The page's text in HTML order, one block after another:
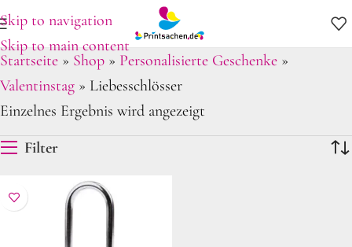
Skip to navigation
Skip to main content
Startseite » Shop » Personalisierte Geschenke »
Valentinstag » Liebesschlösser
Einzelnes Ergebnis wird angezeigt
Filter